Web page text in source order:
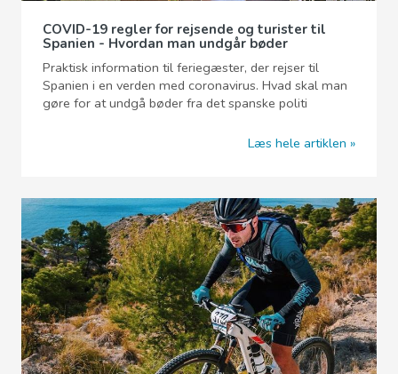
COVID-19 regler for rejsende og turister til
Spanien - Hvordan man undgår bøder
Praktisk information til feriegæster, der rejser til
Spanien i en verden med coronavirus. Hvad skal man
gøre for at undgå bøder fra det spanske politi
Læs hele artiklen